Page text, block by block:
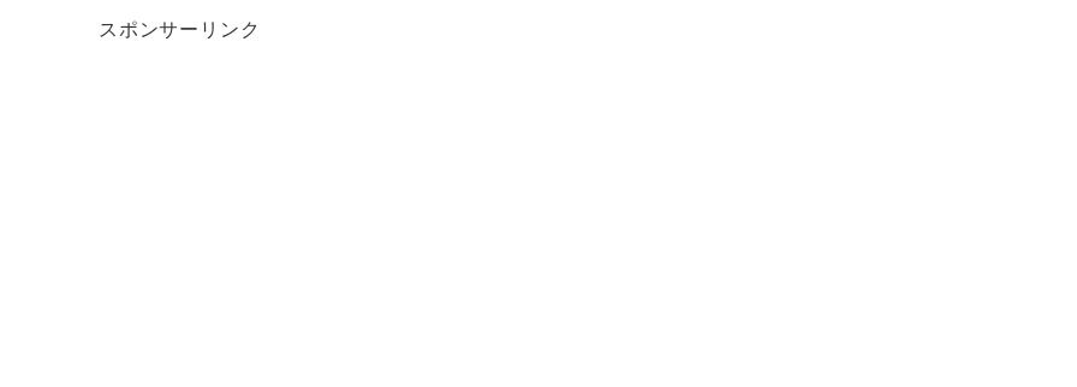
スポンサーリンク